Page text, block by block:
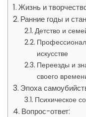
Жизнь и
Ранние годы и
Детство и
искусстве
Переезды и
своего
Эпоха
Психическое
Вопрос-ответ: